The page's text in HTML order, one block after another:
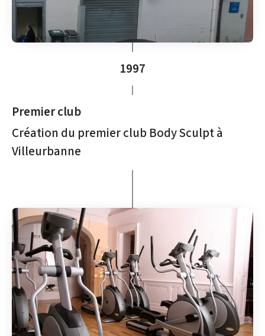
1997
Premier club
Création du premier club Body Sculpt à
Villeurbanne